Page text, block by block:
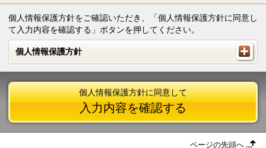
個人情報保護方針をご確認いただき、「個人情報保護方針に同意し
て入力内容を確認する」ボタンを押してください。
個人情報保護方針
個人情報保護方針
個人情報保護方針に同意して
入力内容を確認する
ページの先頭へ